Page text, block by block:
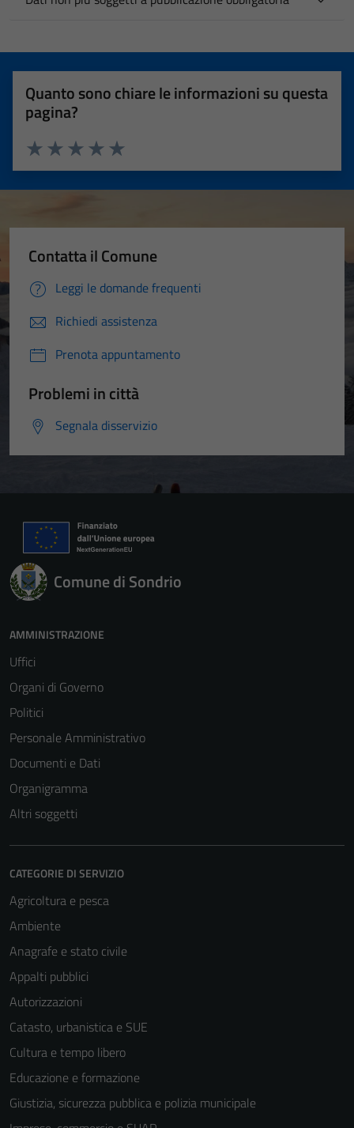
Quanto sono chiare le informazioni su questa
pagina?
Valuta 5 stelle su 5
Valuta 4 stelle su 5
Valuta 3 stelle su 5
Valuta 2 stelle su 5
Valuta 1 stelle su 5
Contatta il Comune
Leggi le domande frequenti
Richiedi assistenza
Prenota appuntamento
Problemi in città
Segnala disservizio
Comune di Sondrio
AMMINISTRAZIONE
Uffici
Organi di Governo
Politici
Personale Amministrativo
Documenti e Dati
Organigramma
Altri soggetti
CATEGORIE DI SERVIZIO
Agricoltura e pesca
Ambiente
Anagrafe e stato civile
Appalti pubblici
Autorizzazioni
Catasto, urbanistica e SUE
Cultura e tempo libero
Educazione e formazione
Giustizia, sicurezza pubblica e polizia municipale